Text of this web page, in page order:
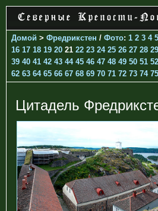
Домой > Фредрикстен / Фото: 1 2 3 4 5
16 17 18 19 20 21 22 23 24 25 26 27 28 29
39 40 41 42 43 44 45 46 47 48 49 50 51 52
62 63 64 65 66 67 68 69 70 71 72 73 74 75
Цитадель